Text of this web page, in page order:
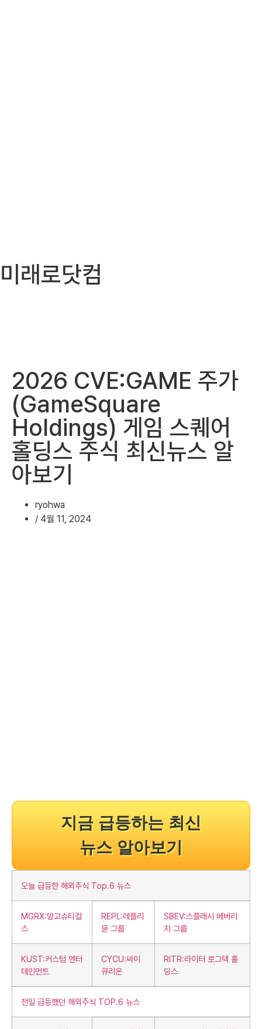
미래로닷컴
2026 CVE:GAME 주가
(GameSquare
Holdings) 게임 스퀘어
홀딩스 주식 최신뉴스 알
아보기
ryohwa
/ 4월 11, 2024
지금 급등하는 최신
뉴스 알아보기
오늘 급등한 해외주식 Top.6 뉴스
MGRX:망고슈티컬
스
REPL:레플리
뮨 그룹
SBEV:스플래시 베버리
지 그룹
KUST:커스텀 엔터
테인먼트
CYCU:싸이
큐리온
RITR:라이터 로그텍 홀
딩스
전일 급등했던 해외주식 TOP.6 뉴스